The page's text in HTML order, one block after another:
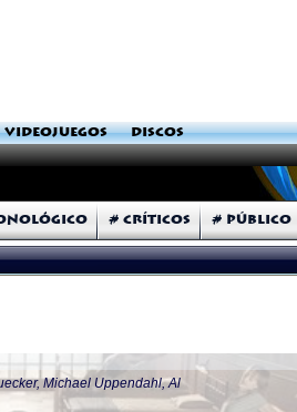
VIDEOJUEGOS
DISCOS
# Críticos # Público
Michael Uppendahl, Al